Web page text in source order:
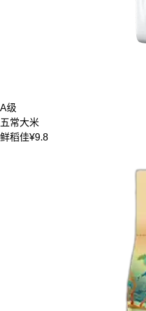
A级
五常大米
鲜稻佳¥9.8